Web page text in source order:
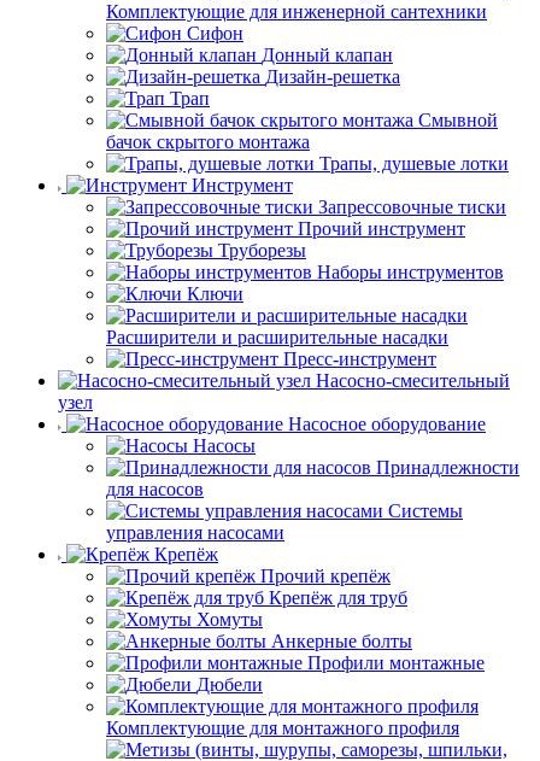
Комплектующие для инженерной сантехники
Сифон
Донный клапан
Дизайн-решетка
Трап
Смывной
бачок скрытого монтажа
Трапы, душевые лотки
Инструмент
Запрессовочные тиски
Прочий инструмент
Труборезы
Наборы инструментов
Ключи
Расширители и расширительные насадки
Пресс-инструмент
Насосно-смесительный
узел
Насосное оборудование
Насосы
Принадлежности
для насосов
Системы
управления насосами
Крепёж
Прочий крепёж
Крепёж для труб
Хомуты
Анкерные болты
Профили монтажные
Дюбели
Комплектующие для монтажного профиля